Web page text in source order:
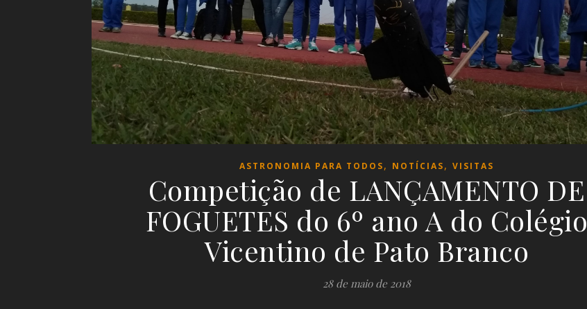
ASTRONOMIA PARA TODOS, NOTÍCIAS, VISITAS
Competição de LANÇAMENTO DE
FOGUETES do 6º ano A do Colégio
Vicentino de Pato Branco
28 de maio de 2018